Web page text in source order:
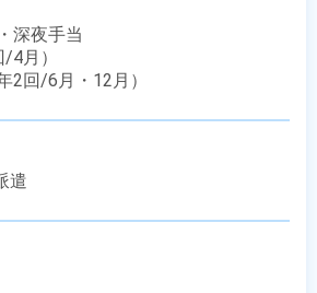
深夜手当
月）
回/6月・12月）
遣